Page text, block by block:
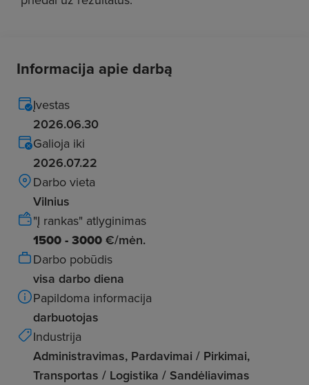
Informacija apie darbą
Įvestas
2026.06.30
Galioja iki
2026.07.22
Darbo vieta
Vilnius
"Į rankas" atlyginimas
1500 - 3000 €/mėn.
Darbo pobūdis
visa darbo diena
Papildoma informacija
darbuotojas
Industrija
Administravimas, Pardavimai / Pirkimai,
Transportas / Logistika / Sandėliavimas